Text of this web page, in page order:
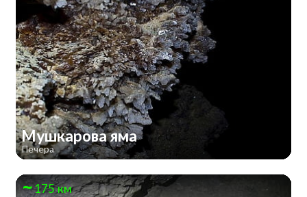
Мушкарова яма
Печера
175 км